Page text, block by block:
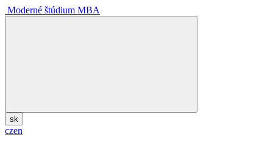
Moderné štúdium MBA
sk
czen